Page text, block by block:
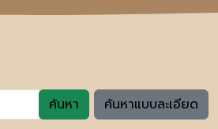
ค้นหา ค้นหาแบบละเอียด